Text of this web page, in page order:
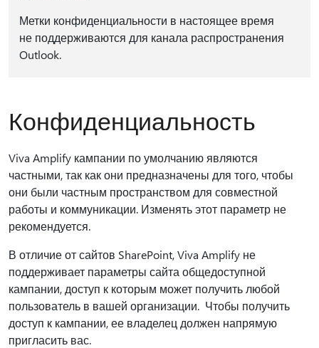
Метки конфиденциальности в настоящее время
не поддерживаются для канала распространения
Outlook.
Конфиденциальность
Viva Amplify кампании по умолчанию являются
частными, так как они предназначены для того, чтобы
они были частным пространством для совместной
работы и коммуникации. Изменять этот параметр не
рекомендуется.
В отличие от сайтов SharePoint, Viva Amplify не
поддерживает параметры сайта общедоступной
кампании, доступ к которым может получить любой
пользователь в вашей организации. Чтобы получить
доступ к кампании, ее владелец должен напрямую
пригласить вас.